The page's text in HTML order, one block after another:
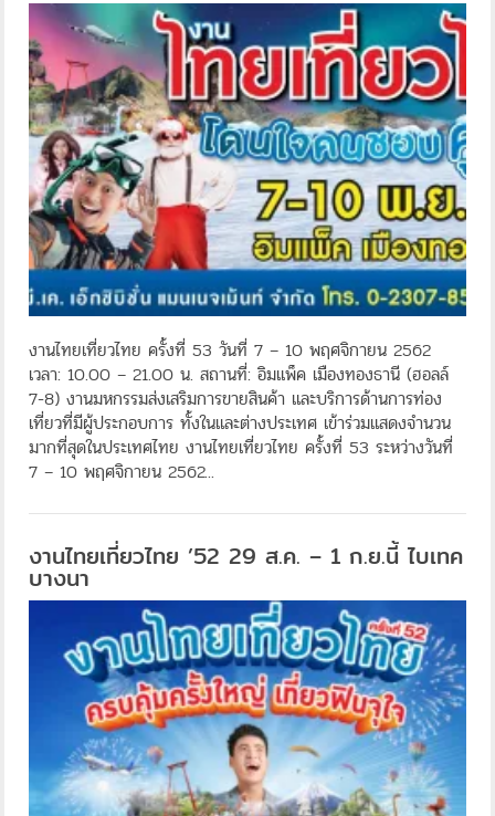
งานไทยเที่ยวไทย ครั้งที่ 53 วันที่ 7 – 10 พฤศจิกายน 2562
เวลา: 10.00 – 21.00 น. สถานที่: อิมแพ็ค เมืองทองธานี (ฮอลล์
7-8) งานมหกรรมส่งเสริมการขายสินค้า และบริการด้านการท่อง
เที่ยวที่มีผู้ประกอบการ ทั้งในและต่างประเทศ เข้าร่วมแสดงจำนวน
มากที่สุดในประเทศไทย งานไทยเที่ยวไทย ครั้งที่ 53 ระหว่างวันที่
7 – 10 พฤศจิกายน 2562...
งานไทยเที่ยวไทย ’52 29 ส.ค. – 1 ก.ย.นี้ ไบเทค
บางนา